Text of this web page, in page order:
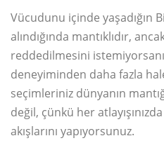
Vücudunu içinde yaşadığın
alındığında mantıklıdır,
reddedilmesini
deneyiminden daha fazla
seçimleriniz dünyanın
değil, çünkü her
akışlarını yapıyorsunuz.